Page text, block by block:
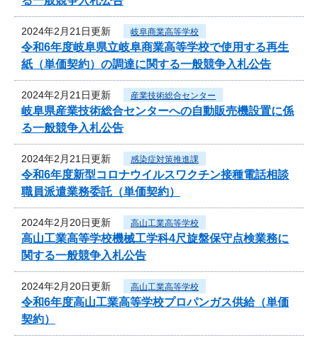
2024年2月21日更新 岐阜商業高等学校
令和6年度岐阜県立岐阜商業高等学校で使用する再生
紙（単価契約）の調達に関する一般競争入札公告
2024年2月21日更新 産業技術総合センター
岐阜県産業技術総合センターへの自動販売機設置に係
る一般競争入札公告
2024年2月21日更新 感染症対策推進課
令和6年度新型コロナウイルスワクチン接種電話相談
職員派遣業務委託（単価契約）
2024年2月20日更新 高山工業高等学校
高山工業高等学校機械工学科4尺旋盤保守点検業務に
関する一般競争入札公告
2024年2月20日更新 高山工業高等学校
令和6年度高山工業高等学校プロパンガス供給（単価
契約）